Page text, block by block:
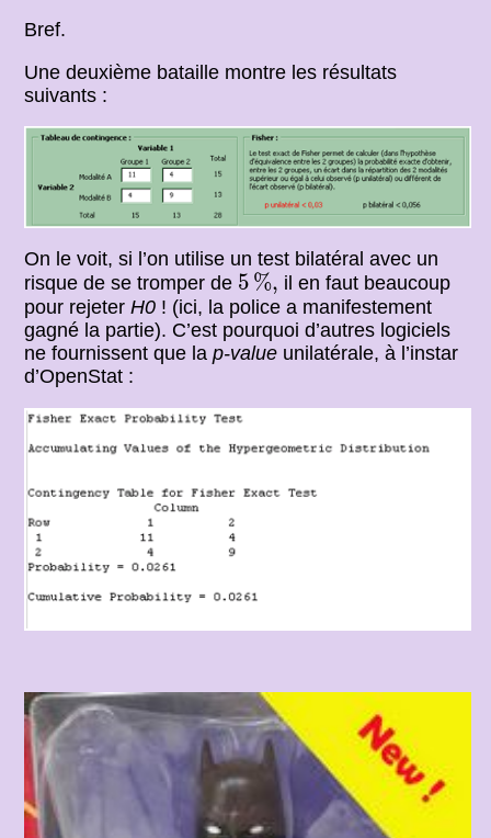
Bref.
Une deuxième bataille montre les résultats
suivants :
On le voit, si l’on utilise un test bilatéral avec un
risque de se tromper de 5 %,
5%, il en faut beaucoup
pour rejeterH0 ! (ici, la police a manifestement
gagné la partie). C’est pourquoi d’autres logiciels
ne fournissent que lap-value unilatérale, à l’instar
d’OpenStat :